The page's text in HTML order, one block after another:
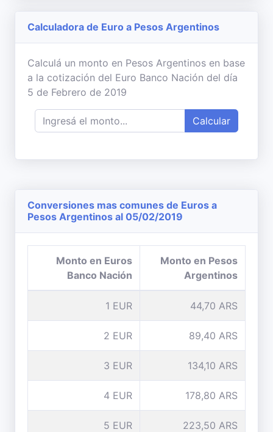
Calculadora de Euro a Pesos Argentinos
Calculá un monto en Pesos Argentinos en base
a la cotización del Euro Banco Nación del día
5 de Febrero de 2019
Calcular
Conversiones mas comunes de Euros a
Pesos Argentinos al 05/02/2019
Monto en Euros
Banco Nación
Monto en Pesos
Argentinos
1 EUR 44,70 ARS
2 EUR 89,40 ARS
3 EUR 134,10 ARS
4 EUR 178,80 ARS
5 EUR 223,50 ARS